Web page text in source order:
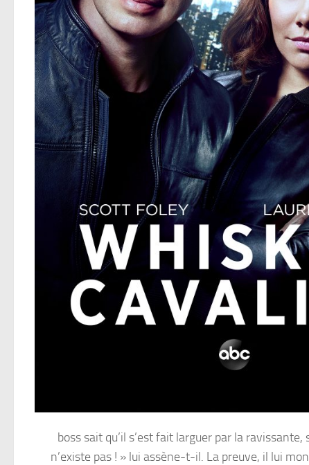
boss sait qu’il s’est fait larguer par la
n’existe pas ! » lui assène-t-il. La preuve, il lui